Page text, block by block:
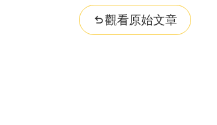
觀看原始文章